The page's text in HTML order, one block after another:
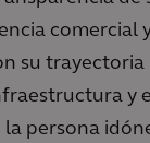
comercial
su
y
persona